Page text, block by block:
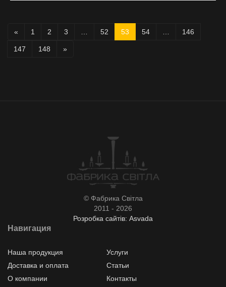
« 1 2 3 52 53 54 146
147 148 »
© Фабрика Світла
2011 - 2026
Розробка сайтів: Asvada
Навигация
Наша продукция
Услуги
Доставка и оплата
Статьи
О компании
Контакты